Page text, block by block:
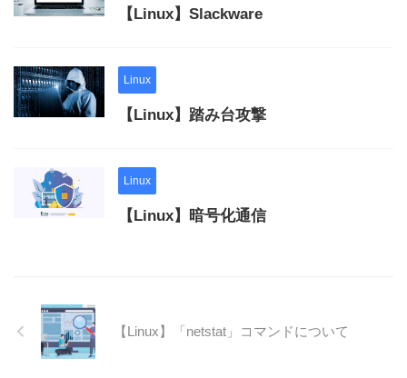
【Linux】Slackware
Linux
【Linux】踏み台攻撃
Linux
【Linux】暗号化通信
【Linux】「netstat」コマンドについて